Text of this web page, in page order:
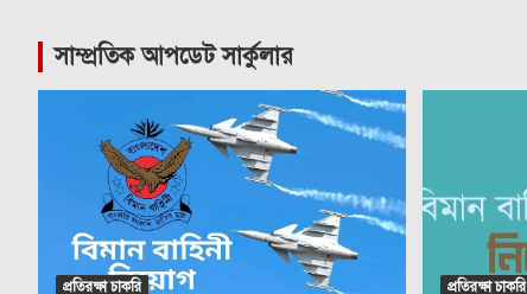
সাম্প্রতিক আপডেট সার্কুলার
প্রতিরক্ষা চাকরি প্রতিরক্ষা চাকরি